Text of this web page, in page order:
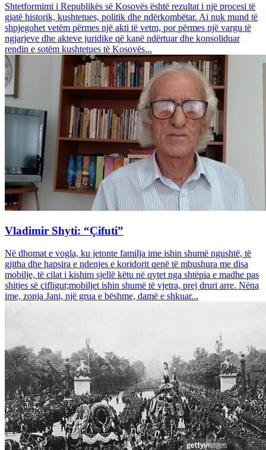
Shtetformimi i Republikës së Kosovës është rezultat i një procesi të
gjatë historik, kushtetues, politik dhe ndërkombëtar. Ai nuk mund të
shpjegohet vetëm përmes një akti të vetm, por përmes një vargu të
ngjarjeve dhe akteve juridike që kanë ndërtuar dhe konsoliduar
rendin e sotëm kushtetues të Kosovës...
Vladimir Shyti: “Çifuti”
Në dhomat e vogla, ku jetonte familja ime ishin shumë ngushtë, të
gjitha dhe hapsira e ndenjes e koridorit qenë të mbushura me disa
mobilje, të cilat i kishim sjellë këtu në qytet nga shtëpia e madhe pas
shitjes së çifligut;mobiljet ishin shumë të vjetra, prej druri arre. Nëna
ime, zonja Jani, një grua e bëshme, damë e shkuar...